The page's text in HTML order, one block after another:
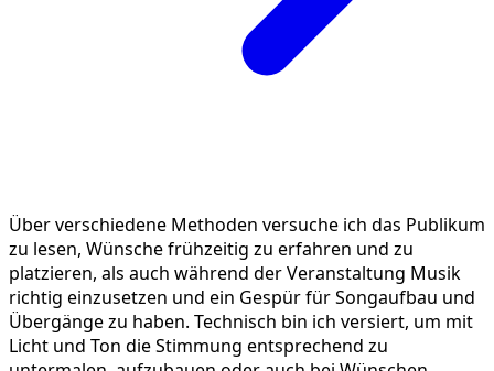
Über verschiedene Methoden versuche ich das Publikum
zu lesen, Wünsche frühzeitig zu erfahren und zu
platzieren, als auch während der Veranstaltung Musik
richtig einzusetzen und ein Gespür für Songaufbau und
Übergänge zu haben. Technisch bin ich versiert, um mit
Licht und Ton die Stimmung entsprechend zu